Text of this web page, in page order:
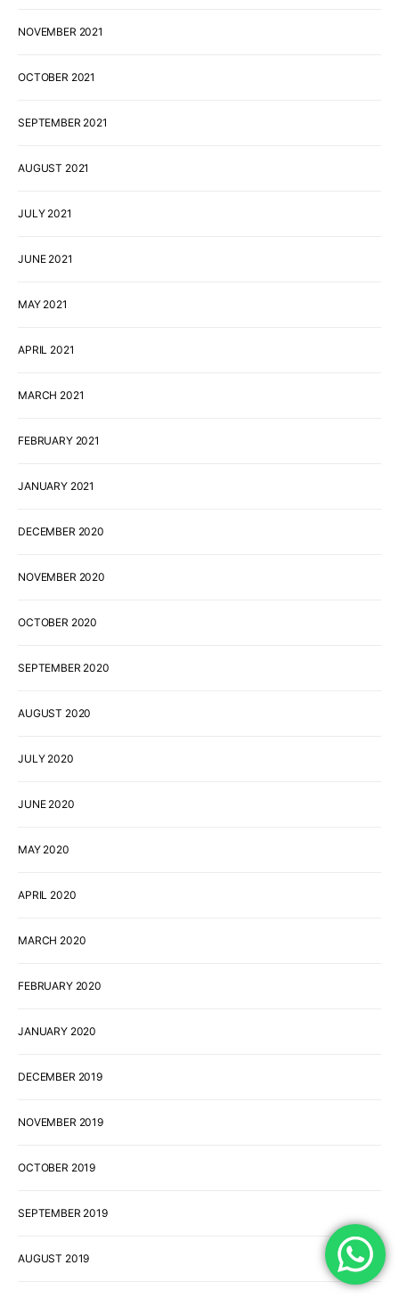
NOVEMBER 2021
OCTOBER 2021
SEPTEMBER 2021
AUGUST 2021
JULY 2021
JUNE 2021
MAY 2021
APRIL 2021
MARCH 2021
FEBRUARY 2021
JANUARY 2021
DECEMBER 2020
NOVEMBER 2020
OCTOBER 2020
SEPTEMBER 2020
AUGUST 2020
JULY 2020
JUNE 2020
MAY 2020
APRIL 2020
MARCH 2020
FEBRUARY 2020
JANUARY 2020
DECEMBER 2019
NOVEMBER 2019
OCTOBER 2019
SEPTEMBER 2019
AUGUST 2019